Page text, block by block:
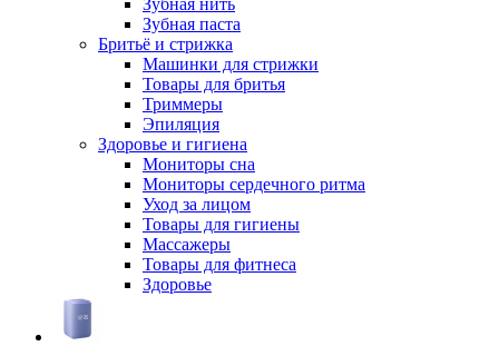
Зубная нить
Зубная паста
Бритьё и стрижка
Машинки для стрижки
Товары для бритья
Триммеры
Эпиляция
Здоровье и гигиена
Мониторы сна
Мониторы сердечного ритма
Уход за лицом
Товары для гигиены
Массажеры
Товары для фитнеса
Здоровье